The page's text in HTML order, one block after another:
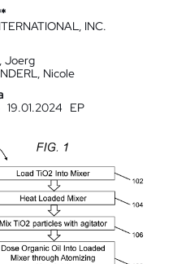
INC.
Joerg
Nicole
19.01.2024 EP